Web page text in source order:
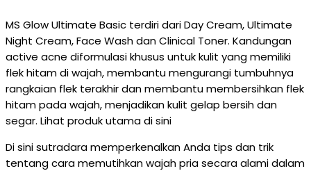
MS Glow Ultimate Basic terdiri dari Day Cream, Ultimate
Night Cream, Face Wash dan Clinical Toner. Kandungan
active acne diformulasi khusus untuk kulit yang memiliki
flek hitam di wajah, membantu mengurangi tumbuhnya
rangkaian flek terakhir dan membantu membersihkan flek
hitam pada wajah, menjadikan kulit gelap bersih dan
segar. Lihat produk utama di sini
Di sini sutradara memperkenalkan Anda tips dan trik
tentang cara memutihkan wajah pria secara alami dalam